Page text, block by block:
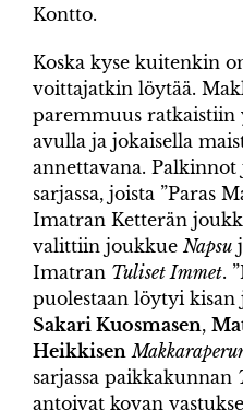
Kontto.
Koska kyse kuitenkin
voittajatkin löytää.
paremmuus ratkaistiin
avulla ja jokaisella
annettavana. Palkinnot
sarjassa, joista ”Paras
Imatran Ketterän
valittiin joukkue Napsu
Imatran Tuliset Immet.
puolestaan löytyi
Sakari Kuosmasen,
Heikkisen
sarjassa paikkakunnan
antoivat kovan